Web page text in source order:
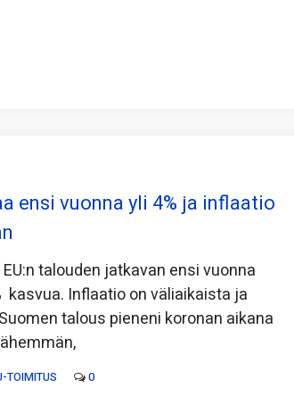
ensi vuonna yli 4% ja inflaatio
talouden jatkavan ensi vuonna
Inflaatio on väliaikaista ja
talous pieneni koronan aikana
TOIMITUS 0